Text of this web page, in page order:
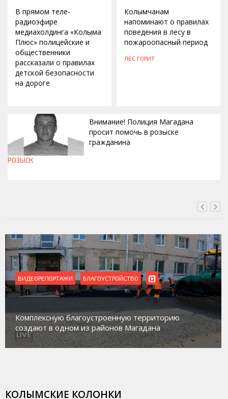
В прямом теле-
радиоэфире
медиахолдинга «Колыма
Плюс» полицейские и
общественники
рассказали о правилах
детской безопасности
на дороге
Колымчанам
напоминают о правилах
поведения в лесу в
пожароопасный период
ЛЕС ГОРИТ
Внимание! Полиция Магадана
просит помочь в розыске
гражданина
РОЗЫСК
ВИДЕОРЕПОРТАЖИ БЛАГОУСТРОЙСТВО
Комплексную благоустроенную территорию
создают в одном из районов Магадана
КОЛЫМСКИЕ КОЛОНКИ